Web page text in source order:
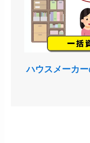
ハウスメーカ